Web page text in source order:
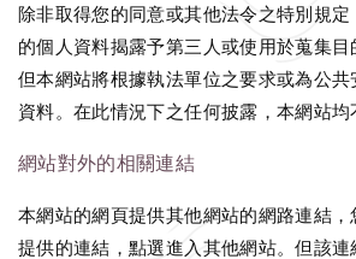
除非取得您的同意或其他法令之特別規
的個人資料揭露予第三人或使用於蒐集目
但本網站將根據執法單位之要求或為公共
資料。在此情況下之任何披露，本網站均
網站對外的相關連結
本網站的網頁提供其他網站的網路連結
提供的連結，點選進入其他網站。但該